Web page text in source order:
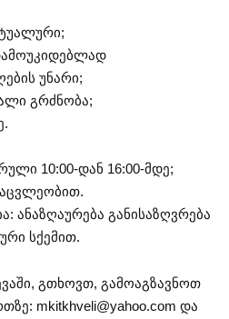
უნარი;
გრძნობა;
10:00-დან 16:00-მდე;
ანაზღაურება განისაზღვრება
სქემით.
გთხოვთ, გამოაგზავნოთ
mkitkhveli@yahoo.com და